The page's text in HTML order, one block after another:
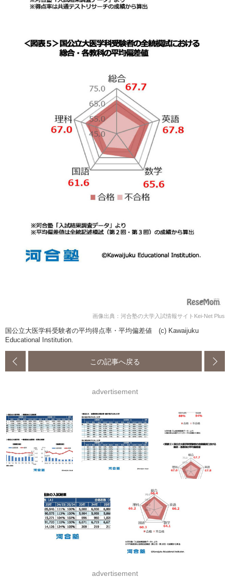
画像出典：河合塾の大学入試情報サイトKei-Net Plus
国公立大医学科受験者の平均得点率・平均偏差値 (c) Kawaijuku
Educational Institution.
この記事へ戻る
advertisement
advertisement